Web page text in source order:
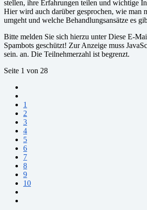
stellen, ihre Erfahrungen teilen und wichtige
Hier wird auch darüber gesprochen, wie man
umgeht und welche Behandlungsansätze es
Bitte melden Sie sich hierzu unterDiese E-
Spambots geschützt! Zur Anzeige muss
sein. an. Die Teilnehmerzahl ist begrenzt.
Seite 1 von 28
1
2
3
4
5
6
7
8
9
10